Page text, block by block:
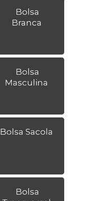
Bolsa
Branca
Bolsa
Masculina
Bolsa Sacola
Bolsa